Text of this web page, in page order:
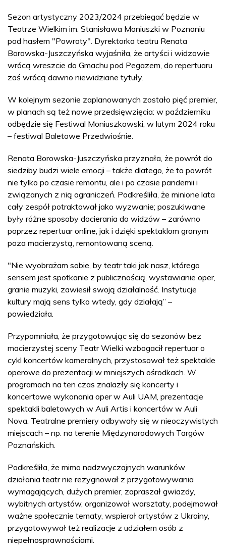
Sezon artystyczny 2023/2024 przebiegać będzie w
Teatrze Wielkim im. Stanisława Moniuszki w Poznaniu
pod hasłem "Powroty". Dyrektorka teatru Renata
Borowska-Juszczyńska wyjaśniła, że artyści i widzowie
wrócą wreszcie do Gmachu pod Pegazem, do repertuaru
zaś wrócą dawno niewidziane tytuły.
W kolejnym sezonie zaplanowanych zostało pięć premier,
w planach są też nowe przedsięwzięcia: w październiku
odbędzie się Festiwal Moniuszkowski, w lutym 2024 roku
– festiwal Baletowe Przedwiośnie.
Renata Borowska-Juszczyńska przyznała, że powrót do
siedziby budzi wiele emocji – także dlatego, że to powrót
nie tylko po czasie remontu, ale i po czasie pandemii i
związanych z nią ograniczeń. Podkreśliła, że minione lata
cały zespół potraktował jako wyzwanie; poszukiwane
były różne sposoby docierania do widzów – zarówno
poprzez repertuar online, jak i dzięki spektaklom granym
poza macierzystą, remontowaną sceną.
"Nie wyobrażam sobie, by teatr taki jak nasz, którego
sensem jest spotkanie z publicznością, wystawianie oper,
granie muzyki, zawiesił swoją działalność. Instytucje
kultury mają sens tylko wtedy, gdy działają” –
powiedziała.
Przypomniała, że przygotowując się do sezonów bez
macierzystej sceny Teatr Wielki wzbogacił repertuar o
cykl koncertów kameralnych, przystosował też spektakle
operowe do prezentacji w mniejszych ośrodkach. W
programach na ten czas znalazły się koncerty i
koncertowe wykonania oper w Auli UAM, prezentacje
spektakli baletowych w Auli Artis i koncertów w Auli
Nova. Teatralne premiery odbywały się w nieoczywistych
miejscach – np. na terenie Międzynarodowych Targów
Poznańskich.
Podkreśliła, że mimo nadzwyczajnych warunków
działania teatr nie rezygnował z przygotowywania
wymagających, dużych premier, zapraszał gwiazdy,
wybitnych artystów, organizował warsztaty, podejmował
ważne społecznie tematy, wspierał artystów z Ukrainy,
przygotowywał też realizacje z udziałem osób z
niepełnosprawnościami.